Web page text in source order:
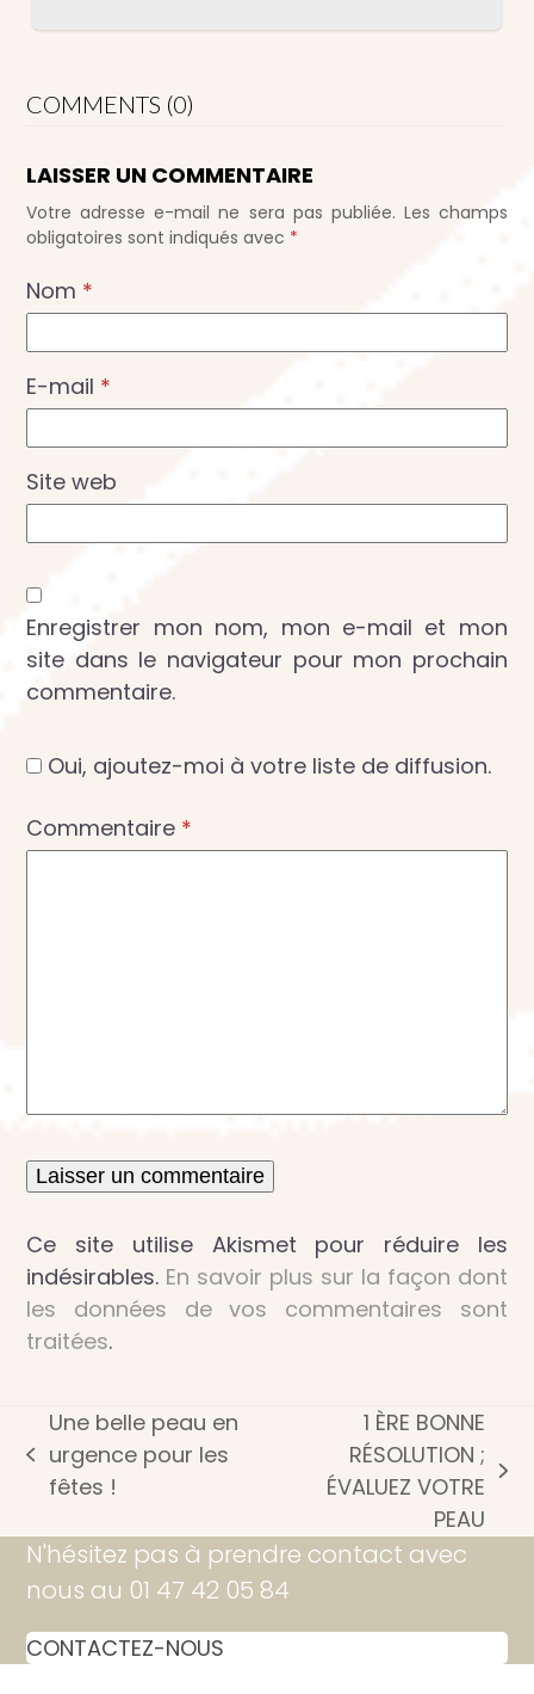
COMMENTS (0)
LAISSER UN COMMENTAIRE
Votre adresse e-mail ne sera pas publiée. Les champs
obligatoires sont indiqués avec *
Nom *
E-mail *
Site web
Enregistrer mon nom, mon e-mail et mon
site dans le navigateur pour mon prochain
commentaire.
Oui, ajoutez-moi à votre liste de diffusion.
Commentaire *
Ce site utilise Akismet pour réduire les
indésirables. En savoir plus sur la façon dont
les données de vos commentaires sont
traitées.
previous
post:
Une belle peau en
urgence pour les
fêtes !
1 ÈRE BONNE
RÉSOLUTION ;
ÉVALUEZ VOTRE
PEAU
N'hésitez pas à prendre contact avec
nous au 01 47 42 05 84
CONTACTEZ-NOUS